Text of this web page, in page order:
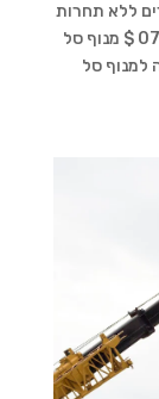
ללא תחרות
הכי מקצועיים בעבודות מנוף סל073-7020524 $ מנוף סל
למנוף סל